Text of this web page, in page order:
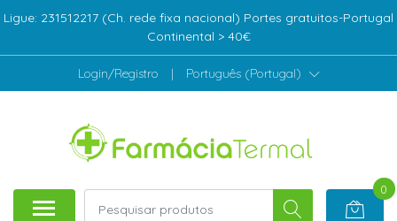
Ligue: 231512217 (Ch. rede fixa nacional) Portes gratuitos-Portugal
Continental > 40€
Login/Registro | Português (Portugal)
0